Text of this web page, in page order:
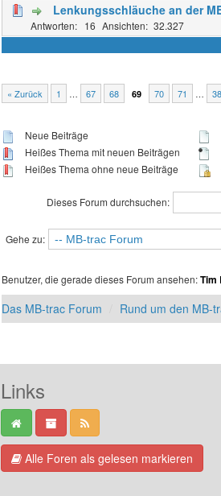
Lenkungsschläuche an der
16 32.327
« Zurück 1 … 67 68 69 70 71 …
Neue Beiträge
Heißes Thema mit neuen Beiträgen
Heißes Thema ohne neue Beiträge
Dieses Forum durchsuchen:
Gehe zu:
Benutzer, die gerade dieses Forum ansehen:Tim
Das MB-trac Forum Rund um den MB-
Links
Alle Foren als gelesen markieren